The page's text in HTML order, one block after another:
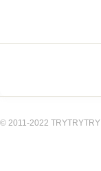
© 2011-2022 TRYTRYTRY